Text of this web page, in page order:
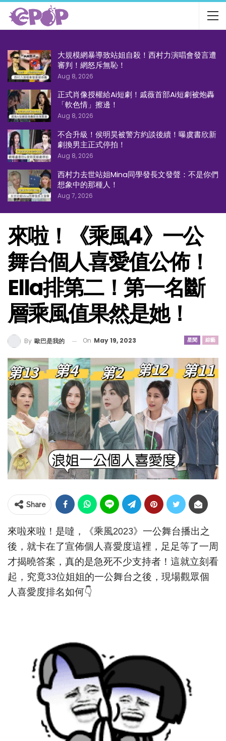
大規模網暴導致站姐自殺！西村力演唱會發言遭
審判！網怒斥無恥！
Aug 8, 2026
正式肖像授權給Ai短劇！戚薇首部Ai短劇被炮轟
「軟色情」擦邊！
Aug 8, 2026
不合升級！侯明昊被警方約談後續！曝虞書欣新
劇換男主正式停拍！
Aug 8, 2026
西村力去世站姐Mina同學發長文發聲：不是你們
想象中的那種人！
Aug 7, 2026
來啦！《乘風4》一公
舞台個人喜愛值公佈！
Ella排第二！第一名斷
層乘風值果然是她！
星聞 綜藝
By 歐巴是我的 On May 19, 2023
Share
來啦來啦！是噠，《乘風2023》一公舞台播出之
後，就卡在了宣佈個人喜愛度這裡，足足等了一周
才揭曉答案，真的是急死不少支持者！這就立刻看
起，究竟33位姐姐的一公舞台之後，現場觀眾個
人喜愛度排名如何👇